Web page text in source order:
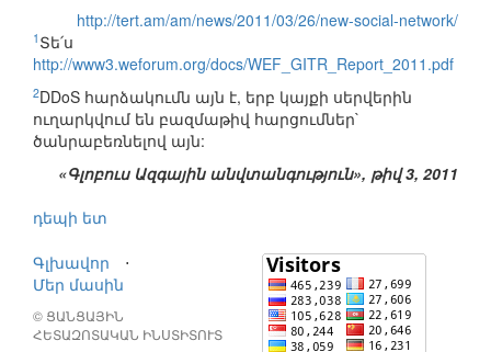
http://tert.am/am/news/2011/03/26/new-social-network/
1 Տե՛ս
http://www3.weforum.org/docs/WEF_GITR_Report_2011.pdf
2DDoS հարձակումն այն է, երբ կայքի սերվերին
ուղարկվում են բազմաթիվ հարցումներ`
ծանրաբեռնելով այն:
«Գլոբուս Ազգային անվտանգություն», թիվ 3, 2011
դեպի ետ
Գլխավոր
⋅
Մեր մասին
© ՑԱՆՑԱՅԻՆ
ՀԵՏԱԶՈՏԱԿԱՆ ԻՆՍՏԻՏՈՒՏ